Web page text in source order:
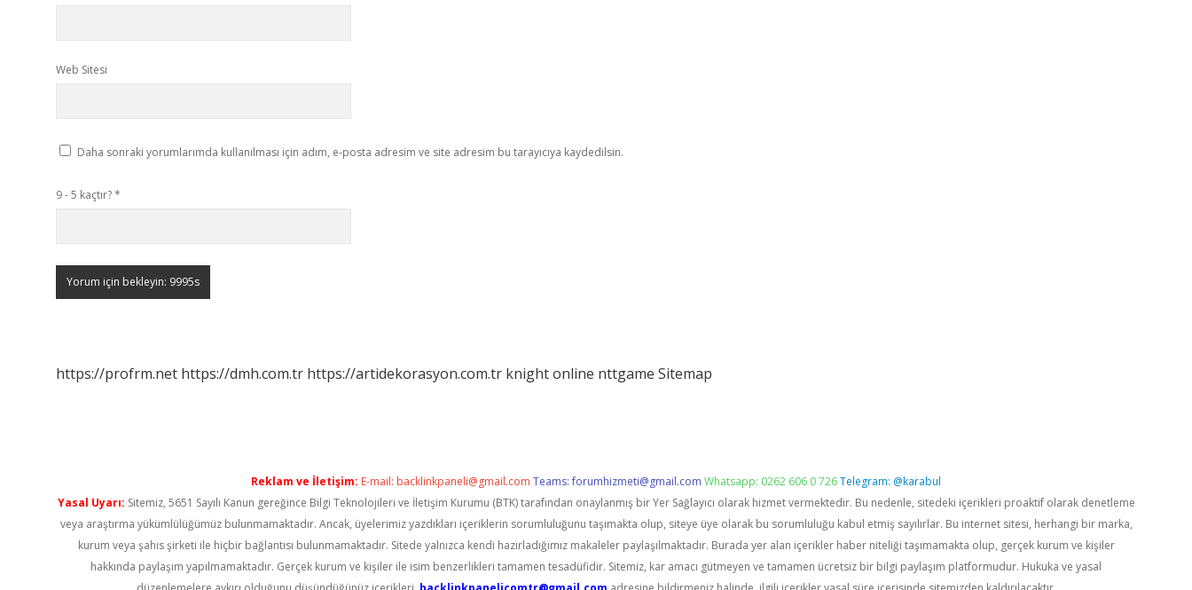
Web Sitesi
Daha sonraki yorumlarımda kullanılması için adım, e-posta adresim ve site adresim bu tarayıcıya kaydedilsin.
9 - 5 kaçtır?*
https://profrm.net https://dmh.com.tr https://artidekorasyon.com.tr knight online nttgame Sitemap
Reklam ve İletişim: E-mail: backlinkpaneli@gmail.com Teams:forumhizmeti@gmail.com Whatsapp: 0262 606 0 726Telegram: @karabul
Yasal Uyarı: Sitemiz, 5651 Sayılı Kanun gereğince Bilgi Teknolojileri ve İletişim Kurumu (BTK) tarafından onaylanmış bir Yer Sağlayıcı olarak hizmet vermektedir. Bu nedenle, sitedeki içerikleri proaktif olarak denetleme
veya araştırma yükümlülüğümüz bulunmamaktadır. Ancak, üyelerimiz yazdıkları içeriklerin sorumluluğunu taşımakta olup, siteye üye olarak bu sorumluluğu kabul etmiş sayılırlar. Bu internet sitesi, herhangi bir marka,
kurum veya şahıs şirketi ile hiçbir bağlantısı bulunmamaktadır. Sitede yalnızca kendi hazırladığımız makaleler paylaşılmaktadır. Burada yer alan içerikler haber niteliği taşımamakta olup, gerçek kurum ve kişiler
hakkında paylaşım yapılmamaktadır. Gerçek kurum ve kişiler ile isim benzerlikleri tamamen tesadüfidir. Sitemiz, kar amacı gütmeyen ve tamamen ücretsiz bir bilgi paylaşım platformudur. Hukuka ve yasal